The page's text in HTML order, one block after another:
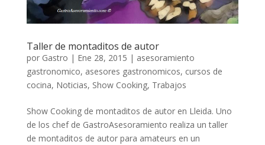
Taller de montaditos de autor
por Gastro | Ene 28, 2015 | asesoramiento
gastronomico, asesores gastronomicos, cursos de
cocina, Noticias, Show Cooking, Trabajos
Show Cooking de montaditos de autor en Lleida. Uno
de los chef de GastroAsesoramiento realiza un taller
de montaditos de autor para amateurs en un